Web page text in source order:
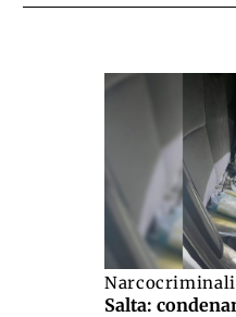
Salta: